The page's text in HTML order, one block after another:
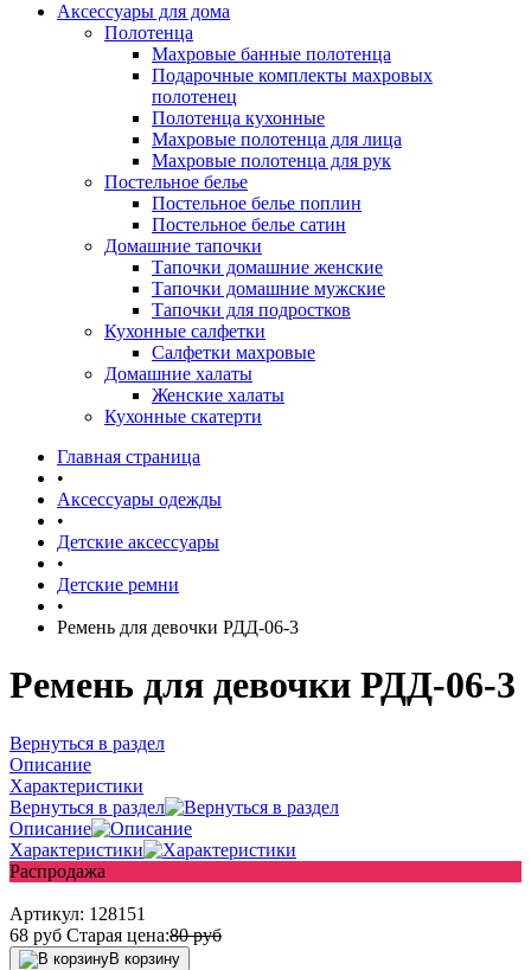
Аксессуары для дома
Полотенца
Махровые банные полотенца
Подарочные комплекты махровых
полотенец
Полотенца кухонные
Махровые полотенца для лица
Махровые полотенца для рук
Постельное белье
Постельное белье поплин
Постельное белье сатин
Домашние тапочки
Тапочки домашние женские
Тапочки домашние мужские
Тапочки для подростков
Кухонные салфетки
Салфетки махровые
Домашние халаты
Женские халаты
Кухонные скатерти
Главная страница
•
Аксессуары одежды
•
Детские аксессуары
•
Детские ремни
•
Ремень для девочки РДД-06-3
Ремень для девочки РДД-06-3
Вернуться в раздел
Описание
Характеристики
Вернуться в раздел
Описание
Характеристики
Распродажа
Артикул: 128151
68 руб Старая цена:80руб
В корзину